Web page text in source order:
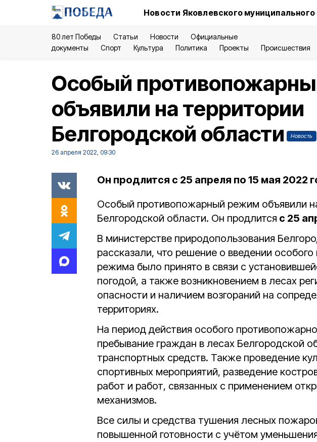
Новости Яковлевского
80 лет Победы Статьи Новости
Официальные
документы
Спорт Культура Политика Проекты Происшествия
Особый
объявили на территории
Белгородской области
Новость
26 апреля 2022, 09:30
Он продлится с 25 апреля по 15 мая 2022
Особый противопожарный режим объявили
Белгородской области. Он продлится с 25
В министерстве природопользования
рассказали, что решение о введении
режима было принято в связи с
погодой, а также возникновением в лесах
опасности и наличием возгораний на
территориях.
На период действия особого
пребывание граждан в лесах Белгородской
транспортных средств. Также проведение
спортивных мероприятий, разведение
работ и работ, связанных с применением
механизмов.
Все силы и средства тушения лесных
повышенной готовности с учётом